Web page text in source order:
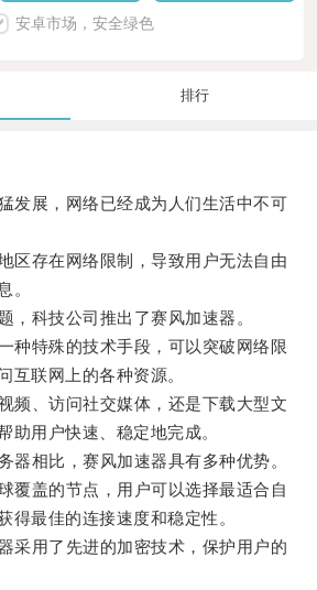
安卓市场，安全绿色
排行
展，网络已经成为人们生活中不可
存在网络限制，导致用户无法自由
。
科技公司推出了赛风加速器。
特殊的技术手段，可以突破网络限
互联网上的各种资源。
、访问社交媒体，还是下载大型文
助用户快速、稳定地完成。
相比，赛风加速器具有多种优势。
盖的节点，用户可以选择最适合自
得最佳的连接速度和稳定性。
用了先进的加密技术，保护用户的